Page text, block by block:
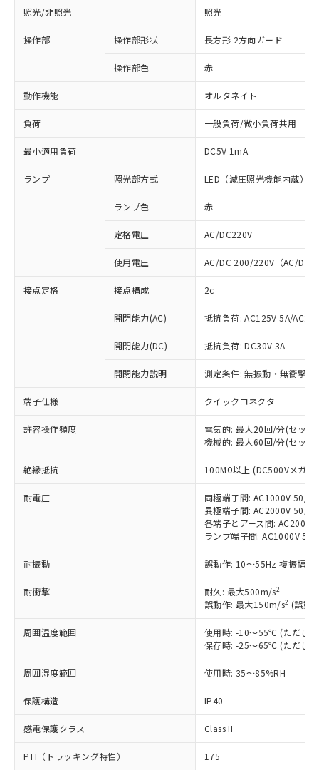
照光/非照光 照光
操作部 操作部形状 長方形 2方向ガード
操作部色 赤
動作機能 オルタネイト
負荷 一般負荷/微小負荷共用
最小適用負荷 DC5V 1mA
ランプ 照光部方式 LED（減圧照光機能内蔵）
ランプ色 赤
定格電圧 AC/DC220V
使用電圧 AC/DC 200/220V（AC/DC
接点定格 接点構成 2c
開閉能力(AC) 抵抗負荷: AC125V 5A/
開閉能力(DC) 抵抗負荷: DC30V 3A
開閉能力説明 測定条件: 無振動・無衝撃
端子仕様 クイックコネクタ
許容操作頻度
電気的: 最大20回/分(セット
機械的: 最大60回/分(セット
絶縁抵抗 100MΩ以上 (DC500Vメガ)
耐電圧
同極端子間: AC1000V 50/
異極端子間: AC2000V 50/
各端子とアース間:
ランプ端子間: AC1000V
耐振動 誤動作: 10～55Hz 複振幅
耐衝撃 耐久: 最大500m/s2
誤動作: 最大150m/s2 (誤動
周囲温度範囲
使用時: -10～55℃ (ただし
保存時: -25～65℃ (ただし
周囲湿度範囲 使用時: 35～85%RH
保護構造 IP40
感電保護クラス Class II
PTI（トラッキング特性） 175
以下の条件をお読みいただき、同意のうえ
本サービスは、当社制御機器事業取扱
商品の当社在庫状況および標準価格
(税抜)を提供させていただくもので
当社制御機器事業取扱商品の中には、
本サービスの対象外となる商品もある
在庫状況および標準価格照会結果は、
記載している更新日時点での社内デー
タに基づき作成されるものであり、閲
覧された時点での実際の在庫および標
準価格とは異なる場合があることをご
了承ください。
※1 対応状況
対応済み：EU RoHS指令（10物質）の
非含有に対応した製品が提供可能な商品で
す。
対応予定：EU RoHS指令（10物質）の非含
有に対応した製品に切り替える予定のある
対応予定なし：EU RoHS指令（10物質）の
調査・確認中：EU RoHS指令（10物質）の
非含有の対応状況を調査中または確認中の
非該当品：ライセンス料など無形物で、有
害物質有無と関係のない商品です。
仕入先様の事情により、非含有部品として
いたものが、含有品と判明した場合などや
むを得ず変更することがあります。
ミウム(Cd) 100ppm以下、
六価クロム(Cr(Ⅵ)) 1000ppm以下、ポリ臭化ビフェニル
類(PBB) 1000ppm以下、ポリ臭化ジフェニルエーテル類
(PBDE) 1000ppm以下、フタル酸ビス(2-エチルヘキシ
「○」：最大均質材料含有率が中国RoHSの
基準値以下であることを示します。
「×」：最大均質材料含有率が中国RoHSの
基準値を超えていることを示します。
「－」：未確認です。当社販売部門へお問
*中国RoHS10物質の基準値 (GB/T26572)：
Pb(鉛) :1000ppm、 Hg(水銀) : 1000ppm、 Cd(カドミウ
Cr(Ⅵ)(六価クロム) : 1000ppm、 PBBs(ポリ臭化ビフェ
当社は、これら貴社製品のうち、外国
為替および外国貿易法に定める商品
（以下｢規制貨物等」という）を輸出
または国外への提供する場合は、日本
国政府の輸出許可(または役務取引許
可)を取得するなどの必要な手続きを
とります。
号